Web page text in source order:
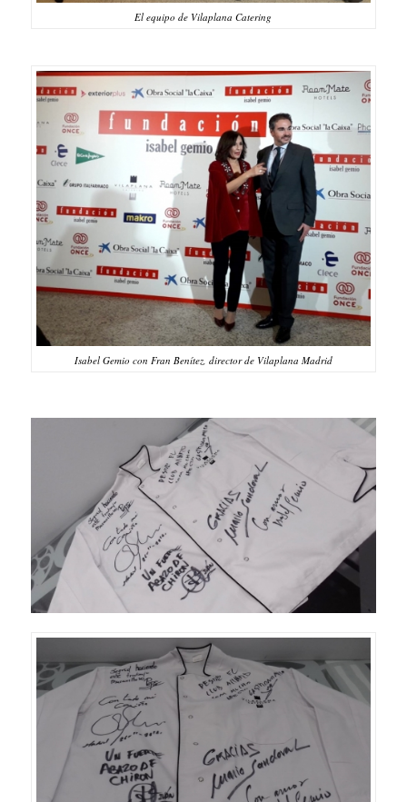
El equipo de Vilaplana Catering
Isabel Gemio con Fran Benítez, director de Vilaplana Madrid